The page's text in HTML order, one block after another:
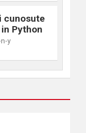
cunosute
Python
y